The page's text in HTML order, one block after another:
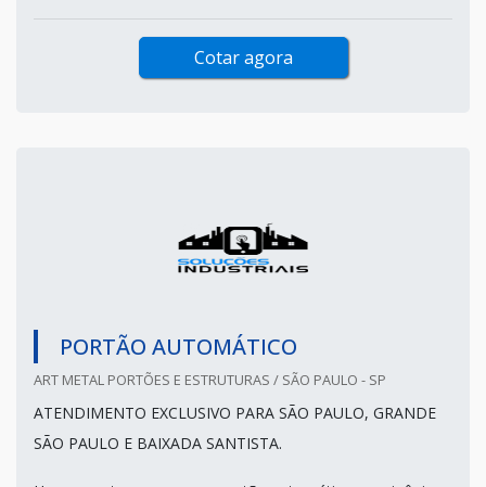
Cotar agora
PORTÃO AUTOMÁTICO
ART METAL PORTÕES E ESTRUTURAS / SÃO PAULO - SP
ATENDIMENTO EXCLUSIVO PARA SÃO PAULO, GRANDE
SÃO PAULO E BAIXADA SANTISTA.